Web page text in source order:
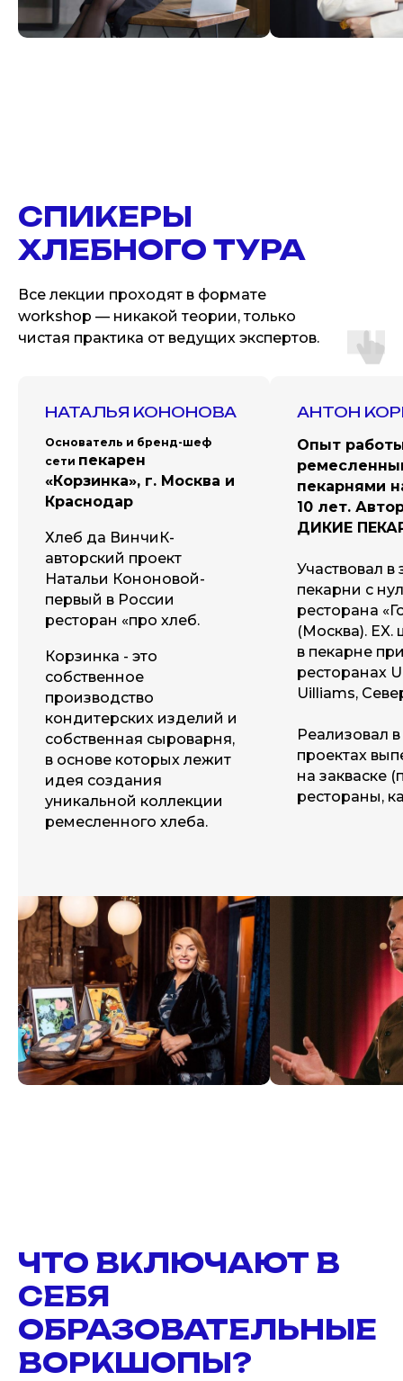
СПИКЕРЫ
ХЛЕБНОГО ТУРА
Все лекции проходят в формате
workshop — никакой теории, только
чистая практика от ведущих экспертов.
НАТАЛЬЯ КОНОНОВА
Основатель и бренд-шеф
сети пекарен
«Корзинка», г. Москва и
Краснодар
Хлеб да ВинчиК-
авторский проект
Натальи Кононовой-
первый в России
ресторан «про хлеб.
Корзинка - это
собственное
производство
кондитерских изделий и
собственная сыроварня,
в основе которых лежит
идея создания
уникальной коллекции
ремесленного хлеба.
АНТОН
Опыт
пекарнями
10 лет.
ДИКИЕ
Участвовал в
пекарни с
ресторана
(Москва).
в пекарне
ресторанах
Uilliams,
Реализовал
проектах
на закваске
рестораны,
ЧТО ВКЛЮЧАЮТ В
СЕБЯ
ОБРАЗОВАТЕЛЬНЫЕ
ВОРКШОПЫ?